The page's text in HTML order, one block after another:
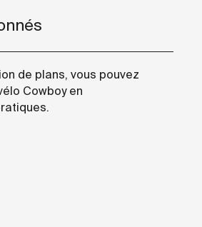
de plans, vous pouvez
Cowboy en